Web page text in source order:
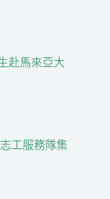
赴馬來亞大
工服務隊集